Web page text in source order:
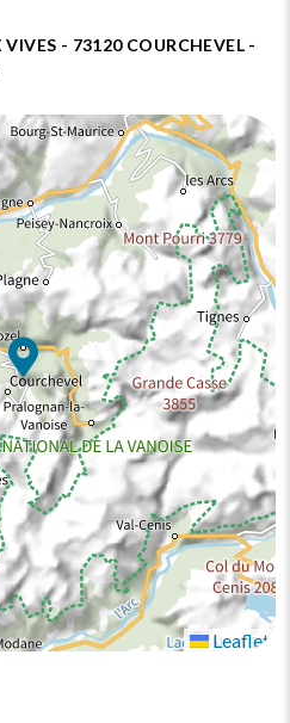
- 73120 COURCHEVEL -
Leaflet